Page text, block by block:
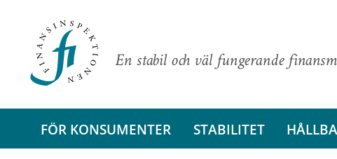
En stabil och väl fungerande
FÖR KONSUMENTER STABILITET